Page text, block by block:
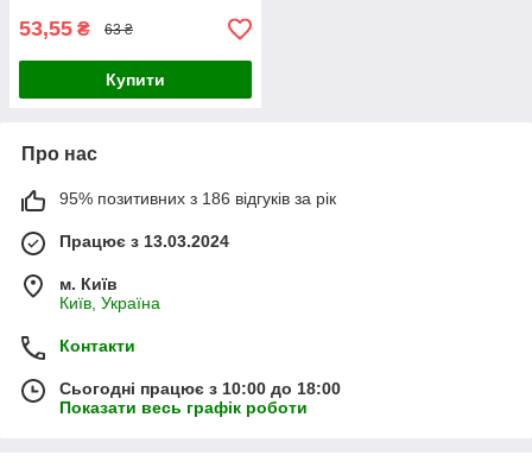
53,55 ₴ 63 ₴
Купити
Про нас
95% позитивних з 186 відгуків за рік
Працює з 13.03.2024
м. Київ
Київ, Україна
Контакти
Сьогодні працює з 10:00 до 18:00
Показати весь графік роботи